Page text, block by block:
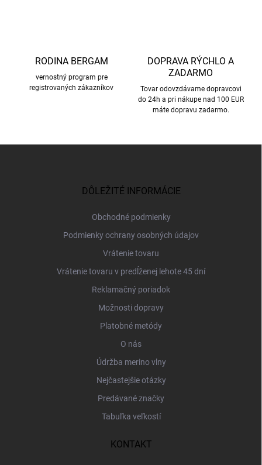
RODINA BERGAM
vernostný program pre
registrovaných zákazníkov
DOPRAVA RÝCHLO A
ZADARMO
Tovar odovzdávame dopravcovi
do 24h a pri nákupe nad 100 EUR
máte dopravu zadarmo.
DÔLEŽITÉ INFORMÁCIE
Obchodné podmienky
Podmienky ochrany osobných údajov
Vrátenie tovaru
Vrátenie tovaru v predĺženej lehote 45 dní
Reklamačný poriadok
Možnosti dopravy
Platobné metódy
O nás
Údržba merino vlny
Nejčastejšie otázky
Predávané značky
Tabuľka veľkostí
KONTAKT